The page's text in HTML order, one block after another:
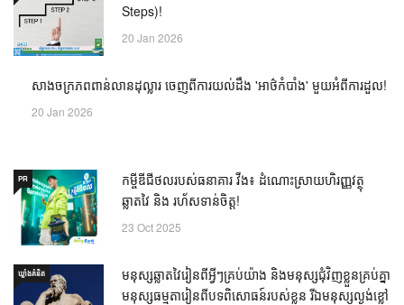
Steps)!
20 Jan 2026
សហគ្រិនសាងចក្រភពពាន់លានដុល្លារ ចេញពីការយល់ដឹង 'អាថ៌កំបាំង' មួយអំពីការដួល!
20 Jan 2026
PR
កម្ចីឌីជីថលរបស់ធនាគារ វីង៖ ដំណោះស្រាយហិរញ្ញវត្ថុ
ឆ្លាតវៃ និង រហ័សទាន់ចិត្ត!
23 Oct 2025
ឃ្លាំង​គំនិត
មនុស្សឆ្លាតវៃរៀនពីអ្វីៗគ្រប់យ៉ាង និងមនុស្សជុំវិញខ្លួនគ្រប់គ្នា
មនុស្សធម្មតារៀនពីបទពិសោធន៍របស់ខ្លួន រីឯមនុស្សល្ងង់ខ្លៅ